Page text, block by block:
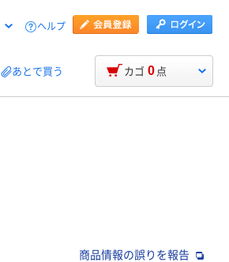
ヘルプ
あとで買う カゴ 0 点
商品情報の誤りを報告